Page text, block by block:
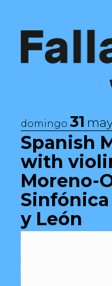
Navegación principal
domingo 31
Spanish
with
Moreno-
Sinfónica
y León